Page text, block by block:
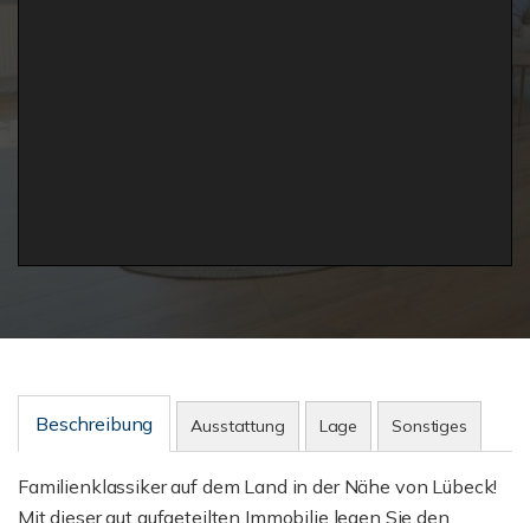
Beschreibung Ausstattung Lage Sonstiges
Familienklassiker auf dem Land in der Nähe von Lübeck!
Mit dieser gut aufgeteilten Immobilie legen Sie den